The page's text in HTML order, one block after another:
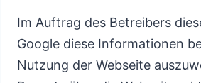
Im Auftrag des Betreibers
Google diese Informationen
Nutzung der Webseite